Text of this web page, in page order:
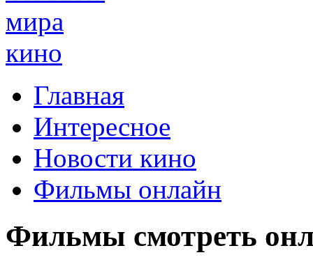
Главная
Интересное
Новости кино
Фильмы онлайн
Фильмы смотреть